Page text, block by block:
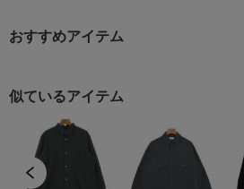
おすすめアイテム